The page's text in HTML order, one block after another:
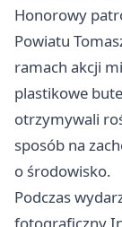
Honorowy
Powiatu
ramach akcji
plastikowe
otrzymywali
sposób na
o środowisko.
Podczas